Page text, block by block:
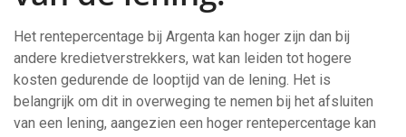
Het rentepercentage bij Argenta kan hoger zijn dan bij
andere kredietverstrekkers, wat kan leiden tot hogere
kosten gedurende de looptijd van de lening. Het is
belangrijk om dit in overweging te nemen bij het afsluiten
van een lening, aangezien een hoger rentepercentage kan